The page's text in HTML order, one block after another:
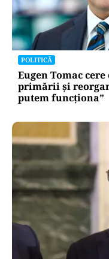
POLITICĂ
Eugen Tomac cere
primării și
putem funcționa”